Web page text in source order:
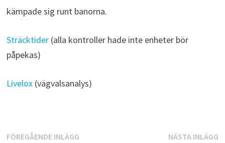
kämpade sig runt banorna.
Sträcktider(alla kontroller hade inte enheter bör
påpekas)
Livelox(vägvalsanalys)
Inläggsnavigering
FÖREGÅENDE INLÄGGFöregående
NÄSTA INLÄGG